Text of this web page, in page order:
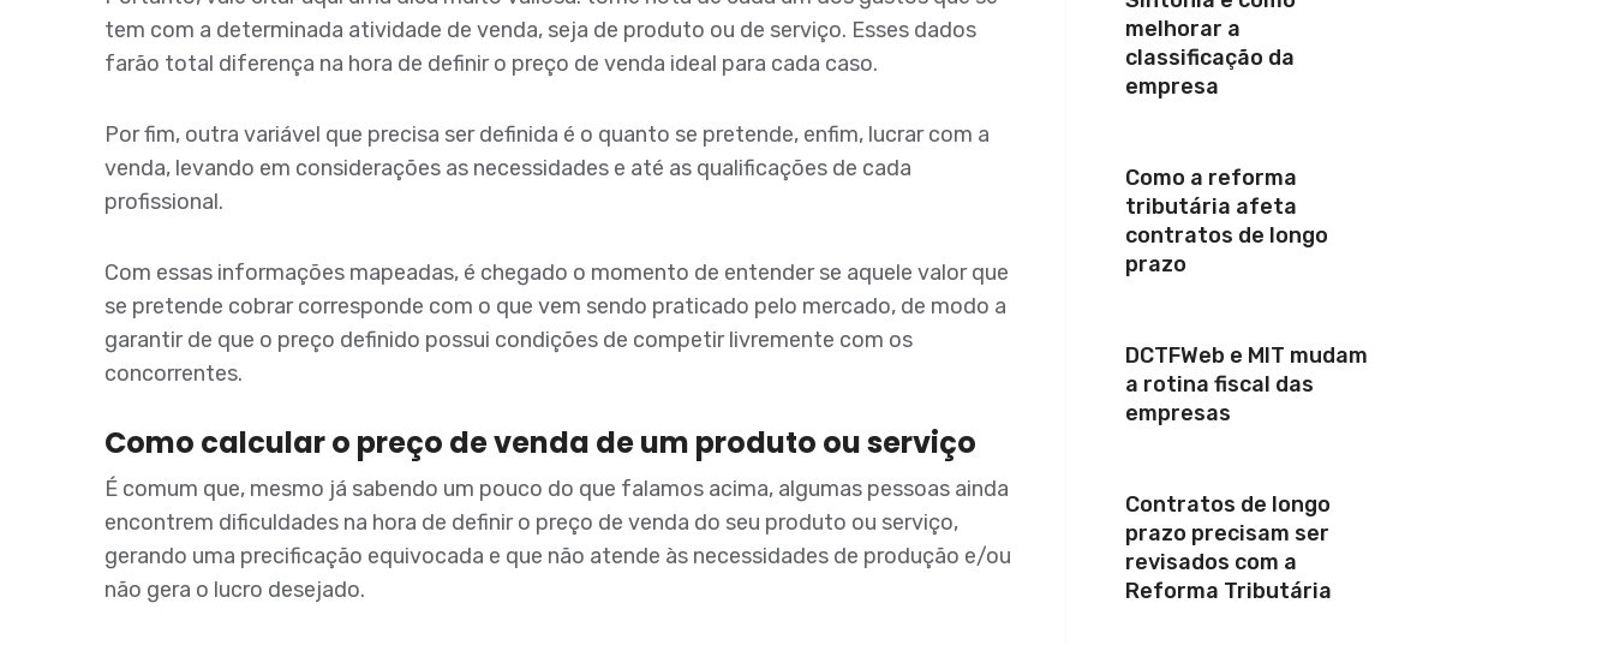
tem com a determinada atividade de venda, seja de produto ou de serviço. Esses dados
farão total diferença na hora de definir o preço de venda ideal para cada caso.
Por fim, outra variável que precisa ser definida é o quanto se pretende, enfim, lucrar com a
venda, levando em considerações as necessidades e até as qualificações de cada
profissional.
Com essas informações mapeadas, é chegado o momento de entender se aquele valor que
se pretende cobrar corresponde com o que vem sendo praticado pelo mercado, de modo a
garantir de que o preço definido possui condições de competir livremente com os
concorrentes.
Como calcular o preço de venda de um produto ou serviço
É comum que, mesmo já sabendo um pouco do que falamos acima, algumas pessoas ainda
encontrem dificuldades na hora de definir o preço de venda do seu produto ou serviço,
gerando uma precificação equivocada e que não atende às necessidades de produção e/ou
não gera o lucro desejado.
melhorar a
classificação da
empresa
Como a reforma
tributária afeta
contratos de longo
prazo
DCTFWeb e MIT mudam
a rotina fiscal das
empresas
Contratos de longo
prazo precisam ser
revisados com a
Reforma Tributária